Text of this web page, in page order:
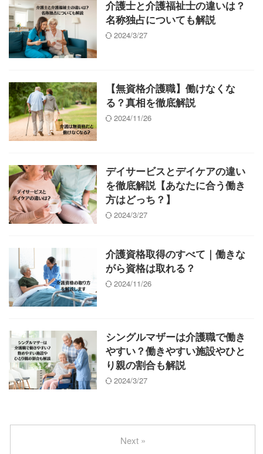
介護士と介護福祉士の違いは？
名称独占についても解説
2024/3/27
【無資格介護職】働けなくな
る？真相を徹底解説
2024/11/26
デイサービスとデイケアの違い
を徹底解説【あなたに合う働き
方はどっち？】
2024/3/27
介護資格取得のすべて｜働きな
がら資格は取れる？
2024/11/26
シングルマザーは介護職で働き
やすい？働きやすい施設やひと
り親の割合も解説
2024/3/27
Next »